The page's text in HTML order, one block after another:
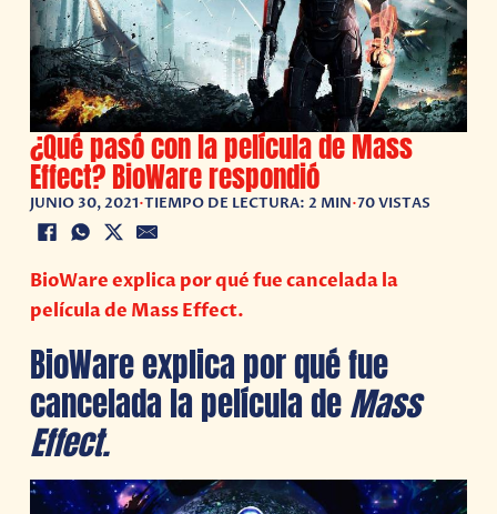
¿Qué pasó con la película de Mass
Effect? BioWare respondió
JUNIO 30, 2021•TIEMPO DE LECTURA: 2 MIN•70 VISTAS
BioWare explica por qué fue cancelada la
película de Mass Effect.
BioWare explica por qué fue
cancelada la película deMass
Effect.